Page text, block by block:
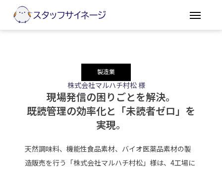
製造業
株式会社マルハチ村松 様
現場発信の困りごとを解決。
既読管理の効率化と「未読者ゼロ」を
実現。
天然調味料、機能性食品素材、バイオ医薬品素材の製
造販売を行う「株式会社マルハチ村松」様は、4工場に